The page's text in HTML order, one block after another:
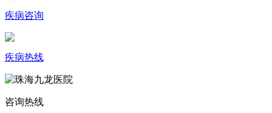
疾病咨询
疾病热线
咨询热线